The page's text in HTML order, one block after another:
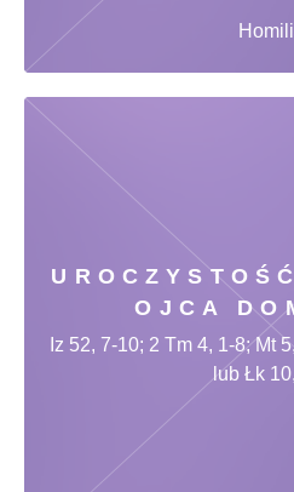
OJCA
Iz 52, 7-10; 2 Tm 4, 1-8; Mt
lub Łk